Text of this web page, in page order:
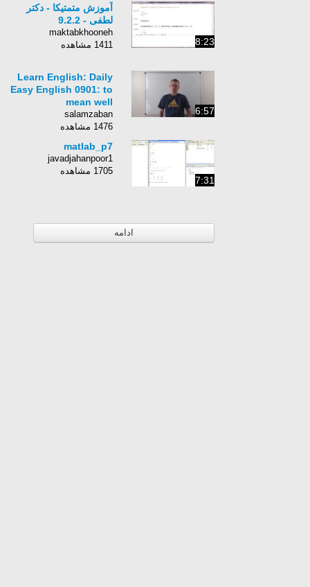
8:23
آموزش متمتیکا - دکتر
لطفی - 9.2.2
maktabkhooneh
1411 مشاهده
6:57
Learn English: Daily
Easy English 0901: to
mean well
salamzaban
1476 مشاهده
7:31
matlab_p7
javadjahanpoor1
1705 مشاهده
ادامه